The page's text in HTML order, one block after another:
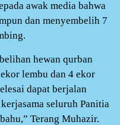
awak media bahwa
dan menyembelih 7
hewan qurban
lembu dan 4 ekor
dapat berjalan
seluruh Panitia
Terang Muhazir.